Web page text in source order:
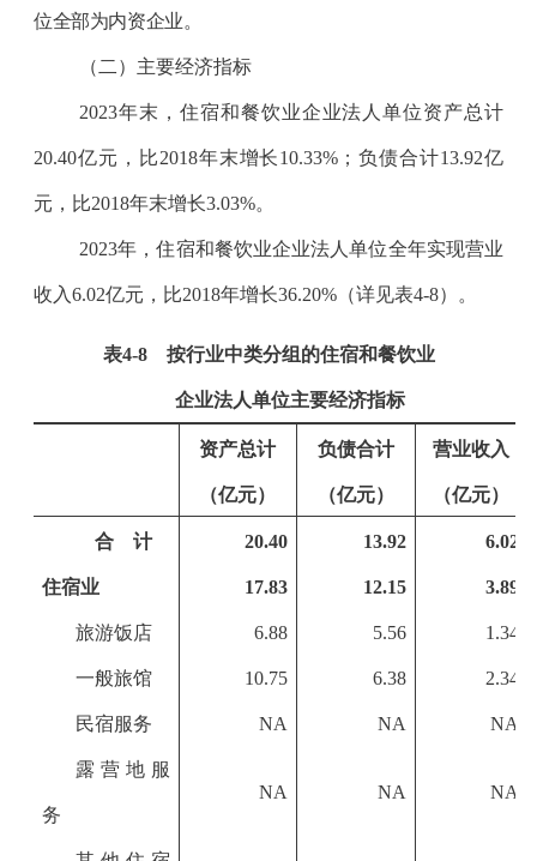
位全部为内资企业。
（二）主要经济指标
2023年末，住宿和餐饮业企业法人单位资产总计
20.40亿元，比2018年末增长10.33% ；负债合计13.92亿
元，比2018年末增长3.03%。
2023年，住宿和餐饮业企业法人单位全年实现营业
收入6.02亿元，比2018年增长36.20%（详见表4-8）。
表4-8按行业中类分组的住宿和餐饮业
企业法人单位主要经济指标
资产总计
（亿元）
负债合计
（亿元）
营业收入
（亿元）
合 计 20.40 13.92 6.02
住宿业 17.83 12.15 3.89
旅游饭店 6.88 5.56 1.34
一般旅馆 10.75 6.38 2.34
民宿服务 NA NA NA
露营地服
务
NA NA NA